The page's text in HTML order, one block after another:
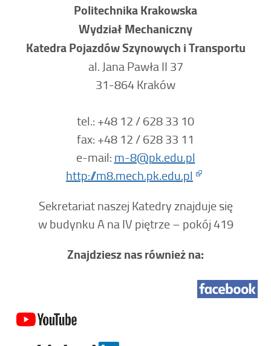
Politechnika Krakowska
Wydział Mechaniczny
Katedra Pojazdów Szynowych i Transportu
al. Jana Pawła II 37
31-864 Kraków
tel.: +48 12 / 628 33 10
fax: +48 12 / 628 33 11
e-mail: m-8@pk.edu.pl
http://m8.mech.pk.edu.pl
Sekretariat naszej Katedry znajduje się
w budynku A na IV piętrze – pokój 419
Znajdziesz nas również na: